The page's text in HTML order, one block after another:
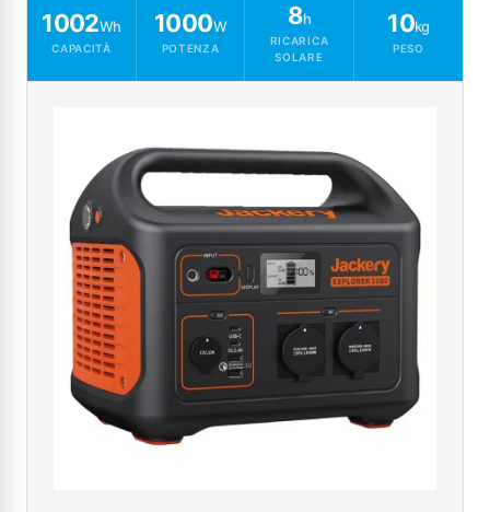
1002Wh
CAPACITÀ
1000W
POTENZA
8h
RICARICA
SOLARE
10kg
PESO